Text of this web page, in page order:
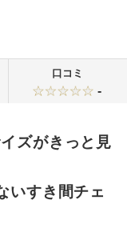
口コミ
-
ズがきっと見
いすき間チェ